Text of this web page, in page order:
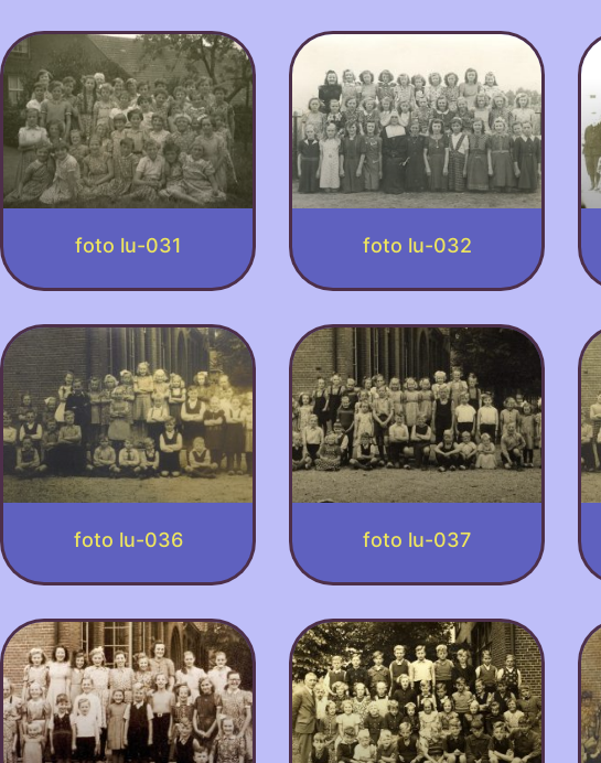
foto lu-031 foto lu-032
foto lu-036 foto lu-037